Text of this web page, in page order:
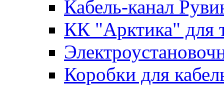
Кабель-канал
КК "Арктика" для
Коробки для